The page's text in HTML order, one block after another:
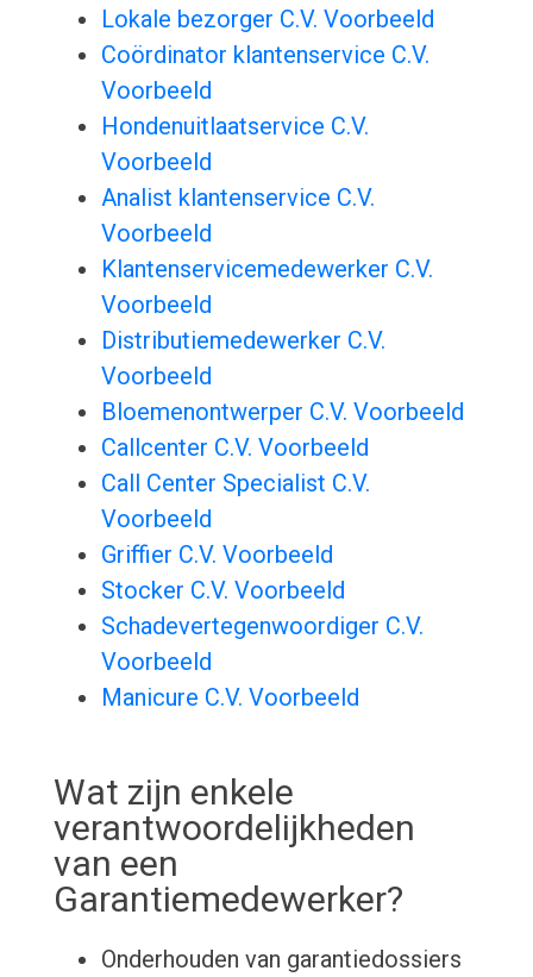
Lokale bezorger C.V. Voorbeeld
Coördinator klantenservice C.V.
Voorbeeld
Hondenuitlaatservice C.V.
Voorbeeld
Analist klantenservice C.V.
Voorbeeld
Klantenservicemedewerker C.V.
Voorbeeld
Distributiemedewerker C.V.
Voorbeeld
Bloemenontwerper C.V. Voorbeeld
Callcenter C.V. Voorbeeld
Call Center Specialist C.V.
Voorbeeld
Griffier C.V. Voorbeeld
Stocker C.V. Voorbeeld
Schadevertegenwoordiger C.V.
Voorbeeld
Manicure C.V. Voorbeeld
Wat zijn enkele
verantwoordelijkheden
van een
Garantiemedewerker?
Onderhouden van garantiedossiers